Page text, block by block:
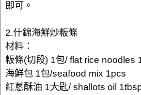
即可。
2.什錦海鮮炒粄條
材料：
粄條(切段) 1包/ flat rice noodles
海鮮包 1包/seafood mix 1pcs
紅蔥酥油 1大匙/ shallots oil